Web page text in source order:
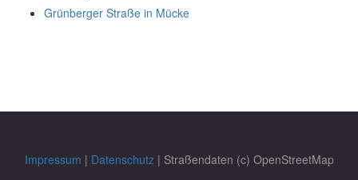
Grünberger Straße in Mücke
Impressum | Datenschutz| Straßendaten (c) OpenStreetMap